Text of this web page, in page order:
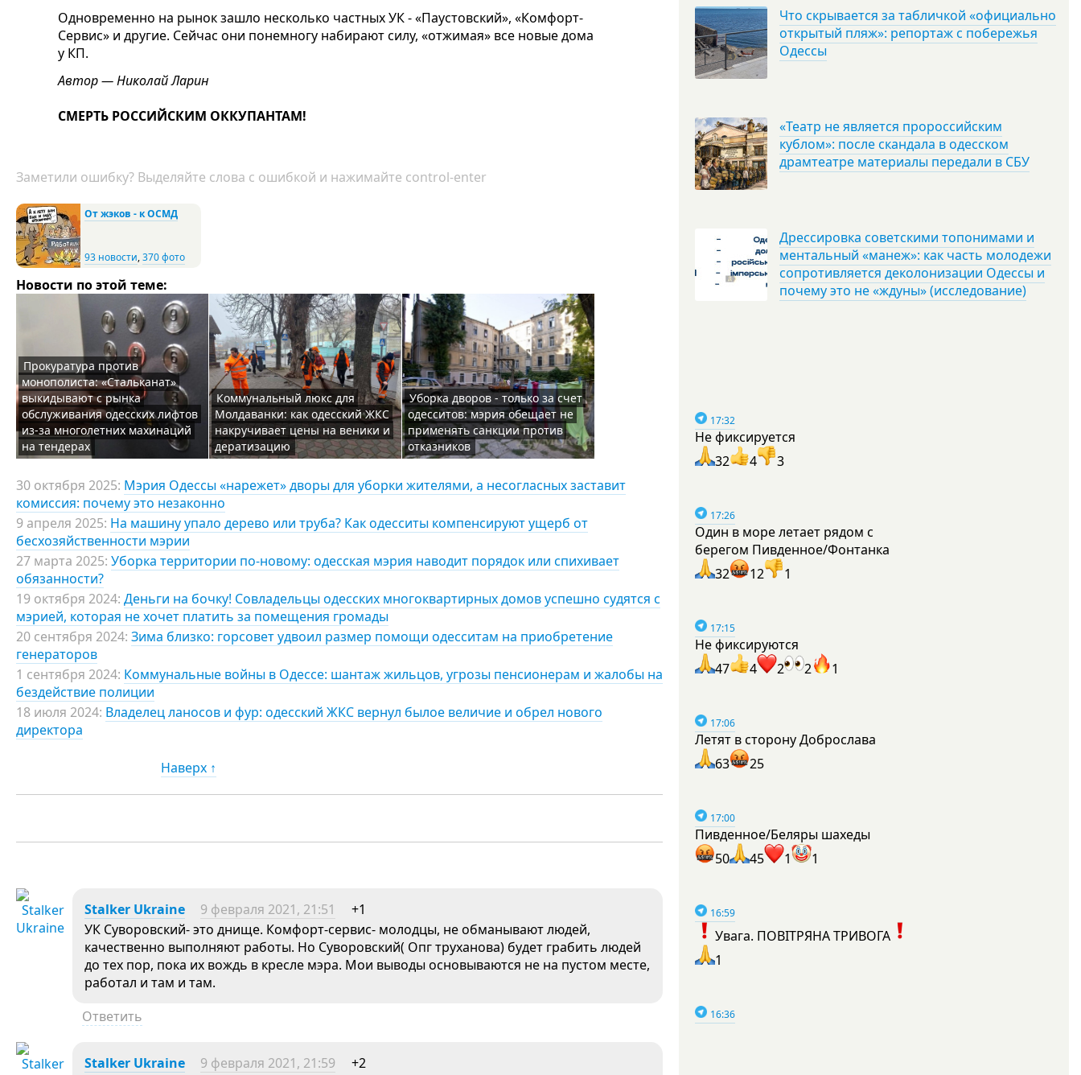
Одновременно на рынок зашло несколько частных УК - «Паустовский», «Комфорт-
Сервис» и другие. Сейчас они понемногу набирают силу, «отжимая» все новые дома
у КП.
Автор — Николай Ларин
СМЕРТЬ РОССИЙСКИМ ОККУПАНТАМ!
Заметили ошибку? Выделяйте слова с ошибкой и нажимайте control-enter
От жэков - к ОСМД
93 новости,370 фото
Новости по этой теме:
Прокуратура против
монополиста: «Стальканат»
выкидывают с рынка
обслуживания одесских лифтов
из-за многолетних махинаций
на тендерах
Коммунальный люкс для
Молдаванки: как одесский ЖКС
накручивает цены на веники и
дератизацию
Уборка дворов - только за счет
одесситов: мэрия обещает не
применять санкции против
отказников
30 октября 2025: Мэрия Одессы «нарежет» дворы для уборки жителями, а несогласных заставит
комиссия: почему это незаконно
9 апреля 2025: На машину упало дерево или труба? Как одесситы компенсируют ущерб от
бесхозяйственности мэрии
27 марта 2025: Уборка территории по-новому: одесская мэрия наводит порядок или спихивает
обязанности?
19 октября 2024: Деньги на бочку! Совладельцы одесских многоквартирных домов успешно судятся с
мэрией, которая не хочет платить за помещения громады
20 сентября 2024: Зима близко: горсовет удвоил размер помощи одесситам на приобретение
генераторов
1 сентября 2024: Коммунальные войны в Одессе: шантаж жильцов, угрозы пенсионерам и жалобы на
бездействие полиции
18 июля 2024: Владелец ланосов и фур: одесский ЖКС вернул былое величие и обрел нового
директора
Наверх ↑
Stalker Ukraine 9 февраля 2021, 21:51
+1
УК Суворовский- это днище. Комфорт-сервис- молодцы, не обманывают людей,
качественно выполняют работы. Но Суворовский( Опг труханова) будет грабить людей
до тех пор, пока их вождь в кресле мэра. Мои выводы основываются не на пустом месте,
работал и там и там.
Ответить
Stalker Ukraine 9 февраля 2021, 21:59
+2
Что скрывается за табличкой «официально
открытый пляж»: репортаж с побережья
Одессы
«Театр не является пророссийским
кублом»: после скандала в одесском
драмтеатре материалы передали в СБУ
Дрессировка советскими топонимами и
ментальный «манеж»: как часть молодежи
сопротивляется деколонизации Одессы и
почему это не «ждуны» (исследование)
17:32
Не фиксируется
32
4 3
17:26
Один в море летает рядом с
берегом Пивденное/Фонтанка
32
12 1
17:15
Не фиксируются
47
4 2 2 1
17:06
Летят в сторону Доброслава
63
25
17:00
Пивденное/Беляры шахеды
50
45 1 1
16:59
Увага. ПОВІТРЯНА ТРИВОГА
1
16:36